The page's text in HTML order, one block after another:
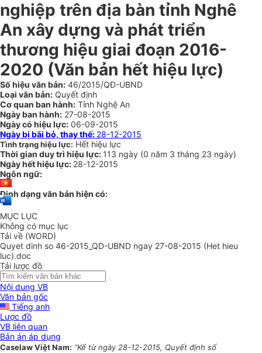
nghiệp trên địa bàn tỉnh Nghê
An xây dựng và phát triển
thương hiệu giai đoạn 2016-
2020 (Văn bản hết hiệu lực)
Số hiệu văn bản: 46/2015/QĐ-UBND
Loại văn bản: Quyết định
Cơ quan ban hành: Tỉnh Nghệ An
Ngày ban hành: 27-08-2015
Ngày có hiệu lực: 06-09-2015
Ngày bị bãi bỏ, thay thế: 28-12-2015
Tình trạng hiệu lực: Hết hiệu lực
Thời gian duy trì hiệu lực: 113 ngày (0 năm 3 tháng 23 ngày)
Ngày hết hiệu lực: 28-12-2015
Ngôn ngữ:
Định dạng văn bản hiện có:
MỤC LỤC
Không có mục lục
Tải về (WORD)
Quyet dinh so 46-2015_QD-UBND ngay 27-08-2015 (Het hieu
luc).doc
Tải lược đồ
Nội dung VB
Văn bản gốc
Tiếng anh
Lược đồ
VB liên quan
Bản án áp dụng
Caselaw Việt Nam: “Kể từ ngày 28-12-2015, Quyết định số